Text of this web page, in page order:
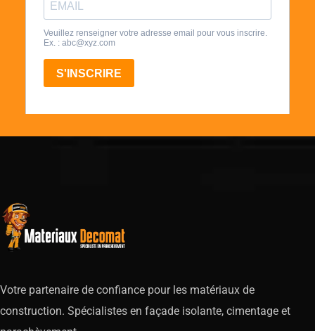
Votre partenaire de confiance pour les matériaux de
construction. Spécialistes en façade isolante, cimentage et